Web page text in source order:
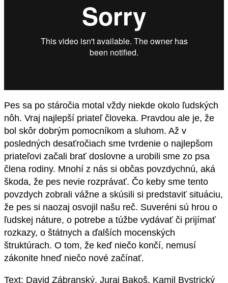
Pes sa po stáročia motal vždy niekde okolo ľudských
nôh. Vraj najlepší priateľ človeka. Pravdou ale je, že
bol skôr dobrým pomocníkom a sluhom. Až v
posledných desaťročiach sme tvrdenie o najlepšom
priateľovi začali brať doslovne a urobili sme zo psa
člena rodiny. Mnohí z nás si občas povzdychnú, aká
škoda, že pes nevie rozprávať. Čo keby sme tento
povzdych zobrali vážne a skúsili si predstaviť situáciu,
že pes si naozaj osvojil našu reč. Suveréni sú hrou o
ľudskej náture, o potrebe a túžbe vydávať či prijímať
rozkazy, o štátnych a ďalších mocenských
štruktúrach. O tom, že keď niečo končí, nemusí
zákonite hneď niečo nové začínať.
Text: David Zábranský, Juraj Bakoš, Kamil Bystrický